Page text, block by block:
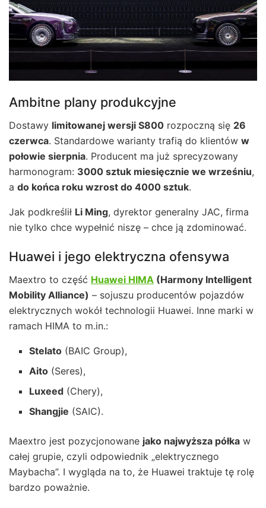
Ambitne plany produkcyjne
Dostawy limitowanej wersji S800 rozpoczną się 26
czerwca. Standardowe warianty trafią do klientów w
połowie sierpnia. Producent ma już sprecyzowany
harmonogram: 3000 sztuk miesięcznie we wrześniu,
a do końca roku wzrost do 4000 sztuk.
Jak podkreślił Li Ming, dyrektor generalny JAC, firma
nie tylko chce wypełnić niszę – chce ją zdominować.
Huawei i jego elektryczna ofensywa
Maextro to część Huawei HIMA (Harmony Intelligent
Mobility Alliance) – sojuszu producentów pojazdów
elektrycznych wokół technologii Huawei. Inne marki w
ramach HIMA to m.in.:
Stelato (BAIC Group),
Aito (Seres),
Luxeed (Chery),
Shangjie (SAIC).
Maextro jest pozycjonowane jako najwyższa półka w
całej grupie, czyli odpowiednik „elektrycznego
Maybacha”. I wygląda na to, że Huawei traktuje tę rolę
bardzo poważnie.